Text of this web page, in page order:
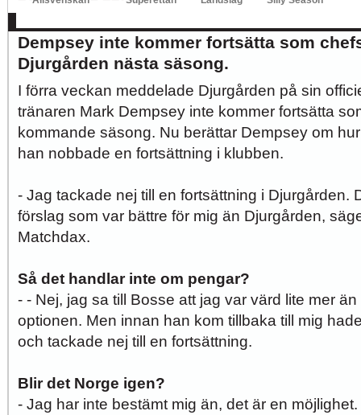
Dempsey inte kommer fortsätta som
Djurgården nästa säsong.
I förra veckan meddelade Djurgården på sin
tränaren Mark Dempsey inte kommer fortsätta
kommande säsong. Nu berättar Dempsey om
han nobbade en fortsättning i klubben.
- Jag tackade nej till en fortsättning i Djurgården.
förslag som var bättre för mig än Djurgården,
Matchdax.
Så det handlar inte om pengar?
- - Nej, jag sa till Bosse att jag var värd lite mer
optionen. Men innan han kom tillbaka till mig
och tackade nej till en fortsättning.
Blir det Norge igen?
- Jag har inte bestämt mig än, det är en